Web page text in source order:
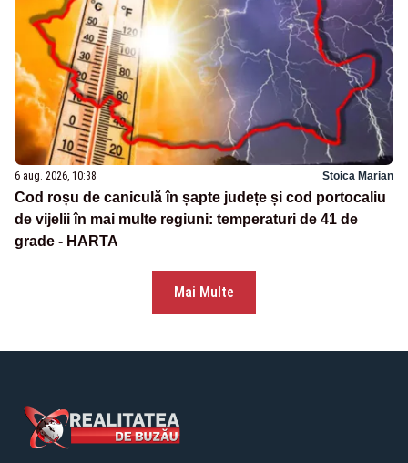
6 aug. 2026, 10:38 Stoica Marian
Cod roșu de caniculă în șapte județe și cod portocaliu
de vijelii în mai multe regiuni: temperaturi de 41 de
grade - HARTA
Mai Multe